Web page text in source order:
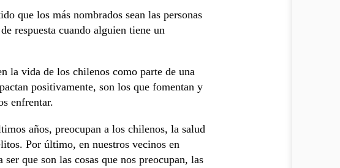
que los más nombrados sean las personas
respuesta cuando alguien tiene un
la vida de los chilenos como parte de una
positivamente, son los que fomentan y
enfrentar.
años, preocupan a los chilenos, la salud
Por último, en nuestros vecinos en
que son las cosas que nos preocupan, las